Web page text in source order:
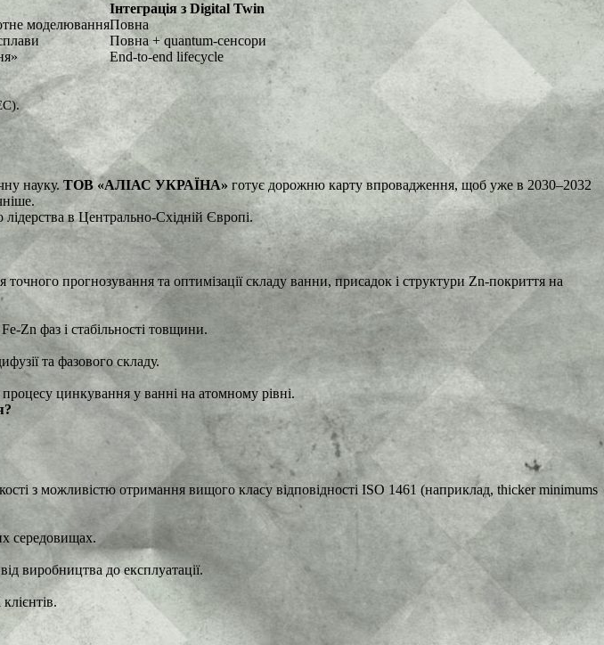
Інтеграція з Digital Twin
моделюванняПовна
Повна + quantum-сенсори
End-to-end lifecycle
науку. ТОВ «АЛІАС УКРАЇНА» готує дорожню карту впровадження, щоб уже в 2030–2032
в Центрально-Східній Європі.
прогнозування та оптимізації складу ванни, присадок і структури Zn-покриття на
Zn фаз і стабільності товщини.
та фазового складу.
цинкування у ванні на атомному рівні.
з можливістю отримання вищого класу відповідності ISO 1461 (наприклад, thicker minimums
середовищах.
виробництва до експлуатації.